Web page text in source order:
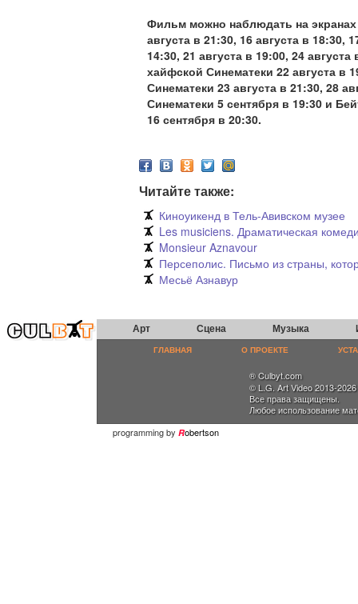
Фильм можно наблюдать на
августа в 21:30, 16 августа в 18:30,
14:30, 21 августа в 19:00, 24
хайфской Синематеки 22 августа в
Синематеки 23 августа в 21:30, 28
Синематеки 5 сентября в 19:30 и
16 сентября в 20:30.
Читайте также:
Киноуикенд в Тель-Авивском музее
Les musiciens. Драматическая
Monsieur Aznavour
Персеполис. Письмо из страны,
Месьё Азнавур
Арт Сцена Музыка
ГЛАВНАЯ О ПРОЕКТЕ
® Culbyt.com
© L.G. Art Video 2013-2026
Все права защищены.
Любое использование
programming by Robertson